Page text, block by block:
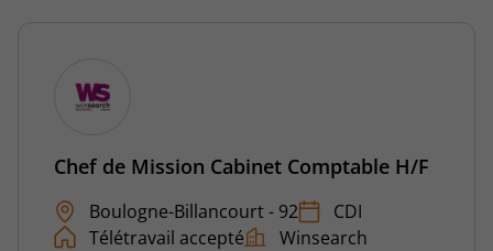
Chef de Mission Cabinet Comptable H/F
Boulogne-Billancourt - 92
CDI
Télétravail accepté
Winsearch